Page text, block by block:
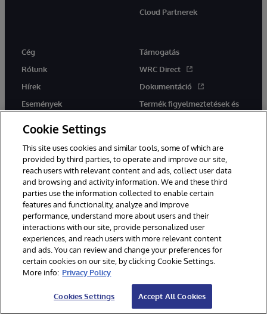
Cloud Partnerek
Cég
Rólunk
Hírek
Események
Támogatás
WRC Direct
Dokumentáció
Termék figyelmeztetések és
tanácsok
Ez a weboldal gépi fordítást használ. Bármilyen fordítási konfliktus
esetén az oldal angol nyelvű változata élvez elsőbbséget.
© 1996-2026 InterSystems Corporation, Boston, MA. Minden jog
fenntartva.
Értesítések/Feltételek és feltételek
Adatvédelmi nyilatkozat
Garancia
Hozzáférhetőség
Cookie Settings
This site uses cookies and similar tools, some of which are
provided by third parties, to operate and improve our site,
reach users with relevant content and ads, collect user data
and browsing and activity information. We and these third
parties use the information collected to enable certain
features and functionality, analyze and improve
performance, understand more about users and their
interactions with our site, provide personalized user
experiences, and reach users with more relevant content
and ads. You can review and change your preferences for
certain cookies on our site, by clicking Cookie Settings.
More info: Privacy Policy
Cookies Settings Accept All Cookies